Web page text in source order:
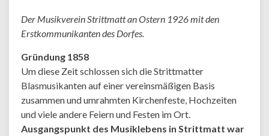
Der Musikverein Strittmatt an Ostern 1926 mit den
Erstkommunikanten des Dorfes.
Gründung 1858
Um diese Zeit schlossen sich die Strittmatter
Blasmusikanten auf einer vereinsmäßigen Basis
zusammen und umrahmten Kirchenfeste, Hochzeiten
und viele andere Feiern und Festen im Ort.
Ausgangspunkt des Musiklebens in Strittmatt war